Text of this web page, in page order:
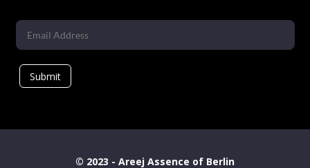
Submit
© 2023 - Areej Assence of Berlin